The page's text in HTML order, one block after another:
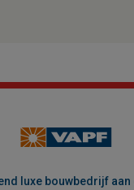
luxe bouwbedrijf aan